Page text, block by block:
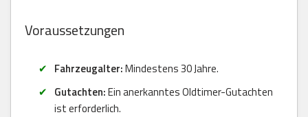
Voraussetzungen
Fahrzeugalter:Mindestens 30 Jahre.
Gutachten:Ein anerkanntes Oldtimer-Gutachten
ist erforderlich.